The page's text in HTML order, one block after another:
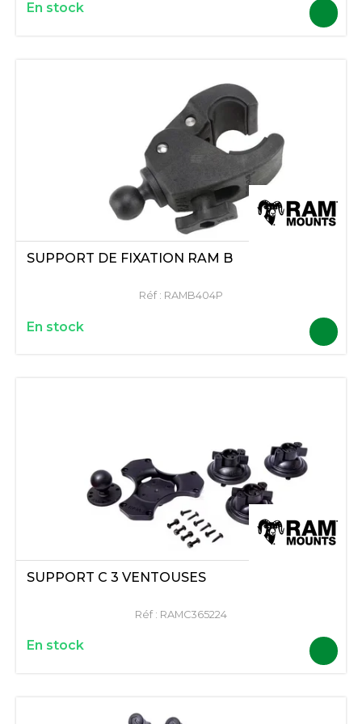
En stock
SUPPORT DE FIXATION RAM B
Réf : RAMB404P
En stock
SUPPORT C 3 VENTOUSES
Réf : RAMC365224
En stock